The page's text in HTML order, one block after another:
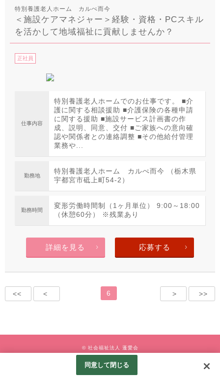
特別養護老人ホーム カルぺ而今
＜施設ケアマネジャー＞経験・資格・PCスキル
を活かして地域福祉に貢献しませんか？
正社員
仕事内容
特別養護老人ホームでのお仕事です。 ■介
護に関する相談援助 ■介護保険の各種申請
に関する援助 ■施設サービス計画書の作
成、説明、同意、交付 ■ご家族への意向確
認や関係者との連絡調整 ■その他給付管理
業務や...
勤務地
特別養護老人ホーム カルぺ而今 （栃木県
宇都宮市砥上町54-2）
勤務時間
変形労働時間制（1ヶ月単位） 9:00～18:00
（休憩60分） ※残業あり
詳細を見る 応募する
<< < 6 > >>
© 社会福祉法人 蓬愛会
同意して閉じる